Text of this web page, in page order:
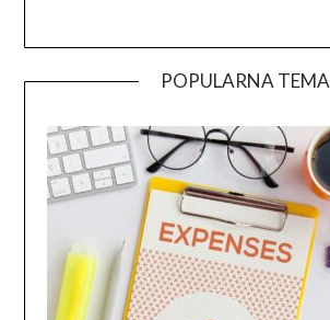
POPULARNA TEMA